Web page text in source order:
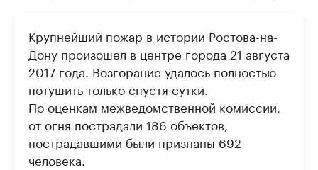
Крупнейший пожар в истории Ростова-на-
Дону произошел в центре города 21 августа
2017 года. Возгорание удалось полностью
потушить только спустя сутки.
По оценкам межведомственной комиссии,
от огня пострадали 186 объектов,
пострадавшими были признаны 692
человека.